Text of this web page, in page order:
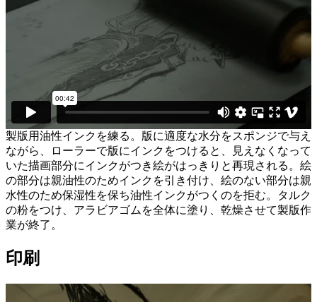
製版用油性インクを練る。版に適度な水分をスポンジで与え
ながら、ローラーで版にインクをつけると、見えなくなって
いた描画部分にインクがつき絵がはっきりと再現される。絵
の部分は親油性のためインクを引き付け、絵のない部分は親
水性のため保湿性を保ち油性インクがつくのを拒む。タルク
の粉をつけ、アラビアゴムを全体に塗り、乾燥させて製版作
業が終了。
印刷